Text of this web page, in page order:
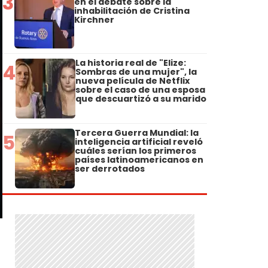
inhabilitación de Cristina
Kirchner
4 La historia real de "Elize:
Sombras de una mujer", la
nueva película de Netflix
sobre el caso de una esposa
que descuartizó a su marido
5 Tercera Guerra Mundial: la
inteligencia artificial reveló
cuáles serían los primeros
países latinoamericanos en
ser derrotados